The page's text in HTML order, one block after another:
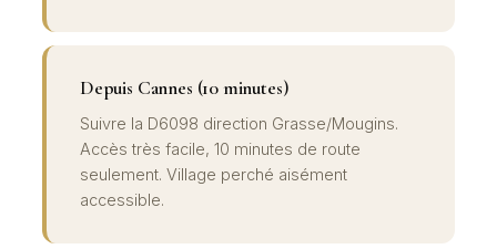
Depuis Cannes (10 minutes)
Suivre la D6098 direction Grasse/Mougins.
Accès très facile, 10 minutes de route
seulement. Village perché aisément
accessible.